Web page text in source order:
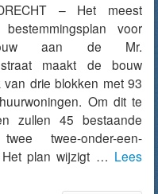
– Het meest
bestemmingsplan voor
aan de Mr.
maakt de bouw
van drie blokken met 93
Om dit te
zullen 45 bestaande
twee-onder-een-
Het plan wijzigt … Lees